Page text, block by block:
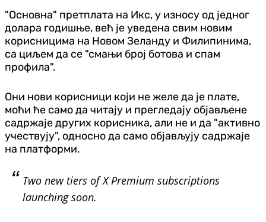
"Основна" претплата на Икс, у износу од једног
долара годишње, већ је уведена свим новим
корисницима на Новом Зеланду и Филипинима,
са циљем да се "смањи број ботова и спам
профила".
Они нови корисници који не желе да је плате,
моћи ће само да читају и прегледају објављене
садржаје других корисника, али не и да "активно
учествују", односно да само објављују садржаје
на платформи.
Two new tiers of X Premium subscriptions
launching soon.